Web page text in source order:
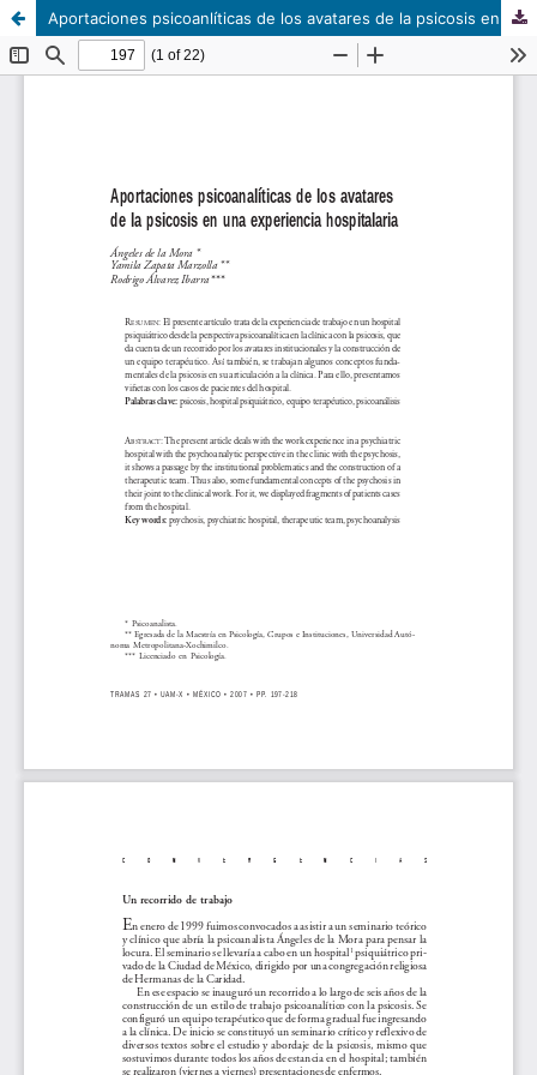
Aportaciones psicoanlíticas de los avatares de la psicosis en una experiencia hospitalaria.